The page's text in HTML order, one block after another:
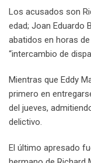
Los acusados son
edad; Joan Eduardo
abatidos en horas
“intercambio de
Mientras que Eddy
primero en
del jueves,
delictivo.
El último apresado